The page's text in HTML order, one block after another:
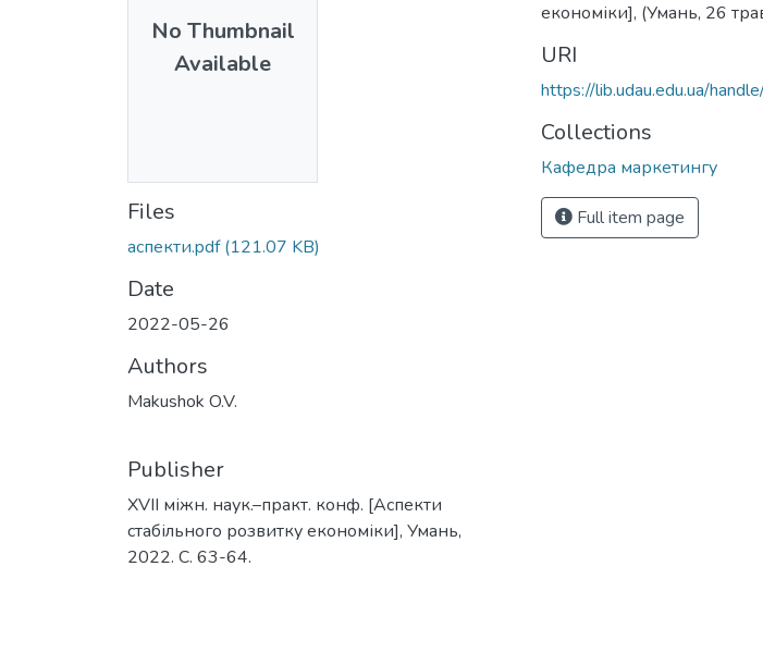
No Thumbnail
Available
Files
аспекти.pdf (121.07 KB)
Date
2022-05-26
Authors
Makushok O.V.
Publisher
ХVII міжн. наук.–практ. конф. [Аспекти
стабільного розвитку економіки], Умань,
2022. С. 63-64.
економіки], (Умань, 26
URI
https://lib.udau.edu.ua/
Collections
Кафедра маркетингу
Full item page